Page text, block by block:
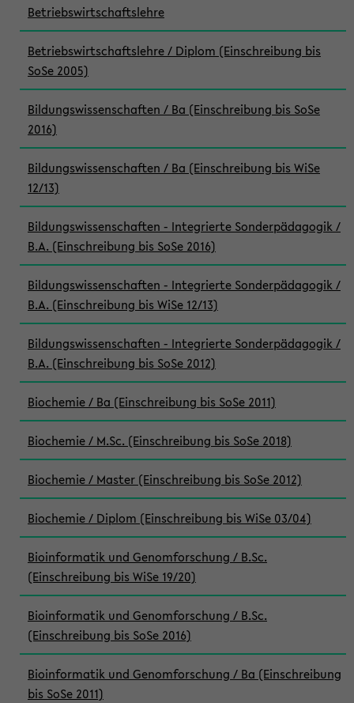
Betriebswirtschaftslehre
Betriebswirtschaftslehre / Diplom (Einschreibung bis
SoSe 2005)
Bildungswissenschaften / Ba (Einschreibung bis SoSe
2016)
Bildungswissenschaften / Ba (Einschreibung bis WiSe
12/13)
Bildungswissenschaften - Integrierte Sonderpädagogik /
B.A. (Einschreibung bis SoSe 2016)
Bildungswissenschaften - Integrierte Sonderpädagogik /
B.A. (Einschreibung bis WiSe 12/13)
Bildungswissenschaften - Integrierte Sonderpädagogik /
B.A. (Einschreibung bis SoSe 2012)
Biochemie / Ba (Einschreibung bis SoSe 2011)
Biochemie / M.Sc. (Einschreibung bis SoSe 2018)
Biochemie / Master (Einschreibung bis SoSe 2012)
Biochemie / Diplom (Einschreibung bis WiSe 03/04)
Bioinformatik und Genomforschung / B.Sc.
(Einschreibung bis WiSe 19/20)
Bioinformatik und Genomforschung / B.Sc.
(Einschreibung bis SoSe 2016)
Bioinformatik und Genomforschung / Ba (Einschreibung
bis SoSe 2011)